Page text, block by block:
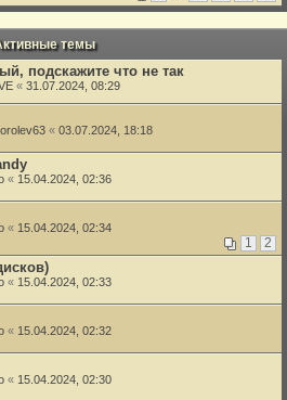
темы
подскажите что не так
« 31.07.2024, 08:29
« 03.07.2024, 18:18
« 15.04.2024, 02:36
« 15.04.2024, 02:34
1 2
« 15.04.2024, 02:33
« 15.04.2024, 02:32
« 15.04.2024, 02:30